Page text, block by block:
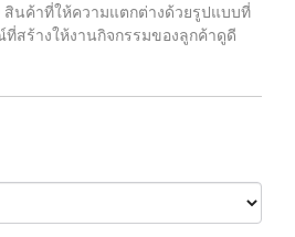
สินค้าที่ให้ความแตกต่างด้วยรูปแบบที่
สร้างให้งานกิจกรรมของลูกค้าดูดี